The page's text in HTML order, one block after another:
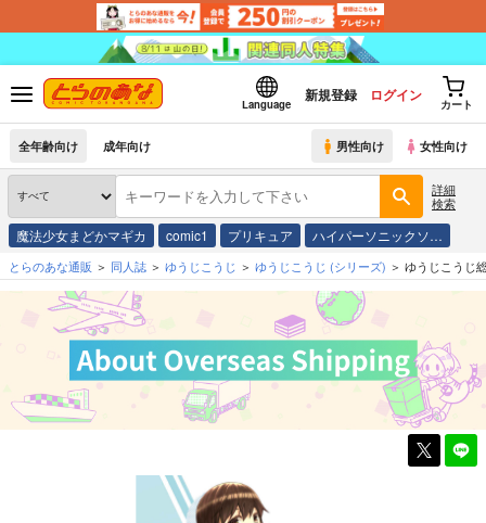
Language
新規登録 ログイン
カート
全年齢向け 成年向け 男性向け 女性向け
詳細
検索
魔法少女まどかマギカ comic1 プリキュア ハイパーソニックソ…
とらのあな通販 同人誌 ゆうじこうじ ゆうじこうじ (シリーズ) ゆうじこうじ